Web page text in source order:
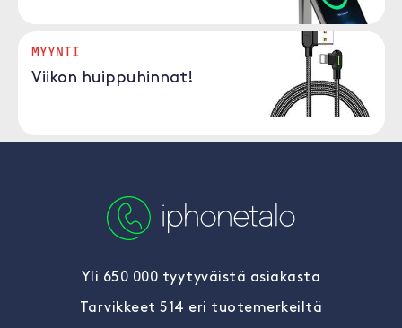
MYYNTI
Viikon huippuhinnat!
Yli 650 000 tyytyväistä asiakasta
Tarvikkeet 514 eri tuotemerkeiltä